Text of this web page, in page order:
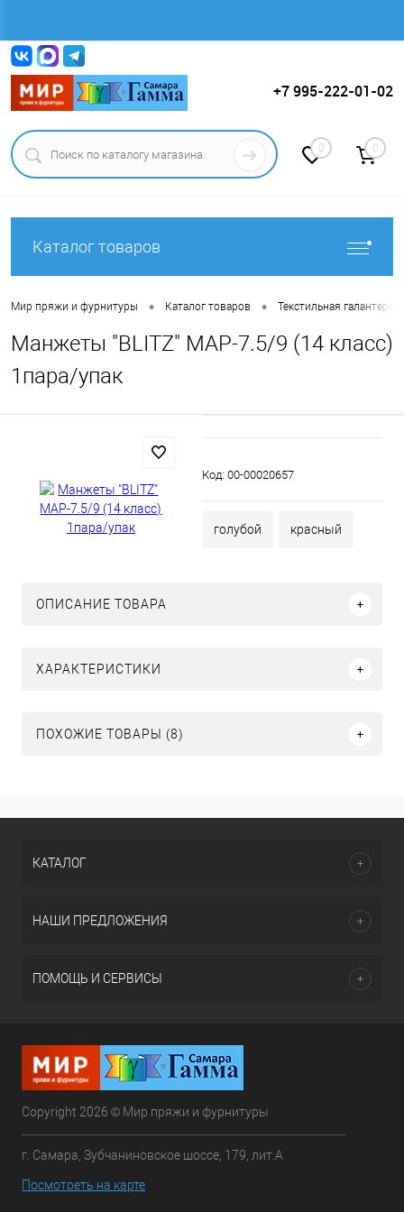
+7 995-222-01-02
0 0
Каталог товаров
Мир пряжи и фурнитуры • Каталог товаров • Текстильная
Манжеты "BLITZ" MAP-7.5/9 (14 класс)
1пара/упак
Код: 00-00020657
голубой красный
ОПИСАНИЕ ТОВАРА
ХАРАКТЕРИСТИКИ
ПОХОЖИЕ ТОВАРЫ (8)
КАТАЛОГ
НАШИ ПРЕДЛОЖЕНИЯ
ПОМОЩЬ И СЕРВИСЫ
Copyright 2026 © Мир пряжи и фурнитуры
г. Самара, Зубчаниновское шоссе, 179, лит.А
Посмотреть на карте